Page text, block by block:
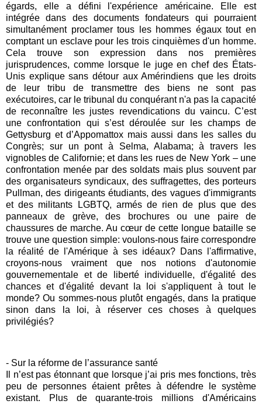
égards, elle a défini l'expérience américaine. Elle est
intégrée dans des documents fondateurs qui pourraient
simultanément proclamer tous les hommes égaux tout en
comptant un esclave pour les trois cinquièmes d'un homme.
Cela trouve son expression dans nos premières
jurisprudences, comme lorsque le juge en chef des États-
Unis explique sans détour aux Amérindiens que les droits
de leur tribu de transmettre des biens ne sont pas
exécutoires, car le tribunal du conquérant n'a pas la capacité
de reconnaître les justes revendications du vaincu. C’est
une confrontation qui s’est déroulée sur les champs de
Gettysburg et d’Appomattox mais aussi dans les salles du
Congrès; sur un pont à Selma, Alabama; à travers les
vignobles de Californie; et dans les rues de New York – une
confrontation menée par des soldats mais plus souvent par
des organisateurs syndicaux, des suffragettes, des porteurs
Pullman, des dirigeants étudiants, des vagues d'immigrants
et des militants LGBTQ, armés de rien de plus que des
panneaux de grève, des brochures ou une paire de
chaussures de marche. Au cœur de cette longue bataille se
trouve une question simple: voulons-nous faire correspondre
la réalité de l'Amérique à ses idéaux? Dans l'affirmative,
croyons-nous vraiment que nos notions d'autonomie
gouvernementale et de liberté individuelle, d'égalité des
chances et d'égalité devant la loi s'appliquent à tout le
monde? Ou sommes-nous plutôt engagés, dans la pratique
sinon dans la loi, à réserver ces choses à quelques
privilégiés?
- Sur la réforme de l’assurance santé
Il n’est pas étonnant que lorsque j’ai pris mes fonctions, très
peu de personnes étaient prêtes à défendre le système
existant. Plus de quarante-trois millions d'Américains